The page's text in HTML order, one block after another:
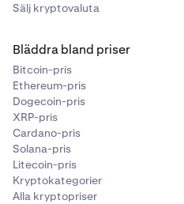
Sälj kryptovaluta
Bläddra bland priser
Bitcoin-pris
Ethereum-pris
Dogecoin-pris
XRP-pris
Cardano-pris
Solana-pris
Litecoin-pris
Kryptokategorier
Alla kryptopriser